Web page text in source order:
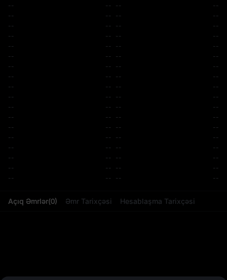
-- --
-- --
-- --
-- --
-- --
-- --
-- --
-- --
-- --
-- --
-- --
-- --
-- --
-- --
-- --
-- --
-- --
-- --
--
--
--
--
--
--
--
--
--
--
--
--
--
--
--
--
--
--
--
--
--
--
--
--
--
--
--
--
--
--
--
--
--
--
--
--
Açıq Əmrlər(0) Əmr Tarixçəsi Hesablaşma Tarixçəsi